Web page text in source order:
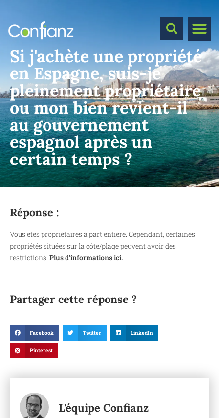
Si j'achète une propriété
en Espagne, suis-je
pleinement propriétaire
ou mon bien revient-il
au gouvernement
espagnol après un
certain temps ?
Réponse :
Vous êtes propriétaires à part entière. Cependant, certaines
propriétés situées sur la côte/plage peuvent avoir des
restrictions. Plus d'informations ici.
Partager cette réponse ?
Facebook Twitter LinkedIn
Pinterest
L'équipe Confianz